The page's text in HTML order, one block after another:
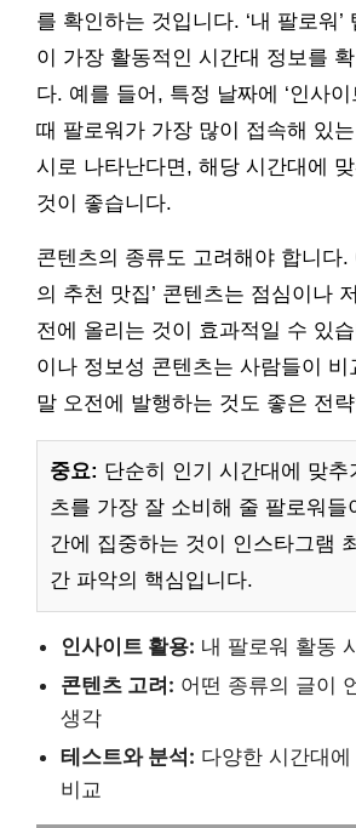
를 확인하는 것입니다. ‘내 팔로워’
이 가장 활동적인 시간대 정보를
다. 예를 들어, 특정 날짜에 ‘인사이
때 팔로워가 가장 많이 접속해 있
시로 나타난다면, 해당 시간대에
것이 좋습니다.
콘텐츠의 종류도 고려해야 합니다.
의 추천 맛집’ 콘텐츠는 점심이나
전에 올리는 것이 효과적일 수 있
이나 정보성 콘텐츠는 사람들이 비
말 오전에 발행하는 것도 좋은 전
중요: 단순히 인기 시간대에 맞추
츠를 가장 잘 소비해 줄 팔로워들
간에 집중하는 것이 인스타그램
간 파악의 핵심입니다.
인사이트 활용: 내 팔로워 활동
콘텐츠 고려: 어떤 종류의 글이
생각
테스트와 분석: 다양한 시간대
비교